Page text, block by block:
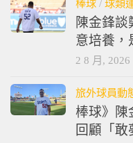
棒球 / 球類
陳金鋒談
意培養，
2 8 月, 2026
旅外球員動
棒球》
回顧「敢